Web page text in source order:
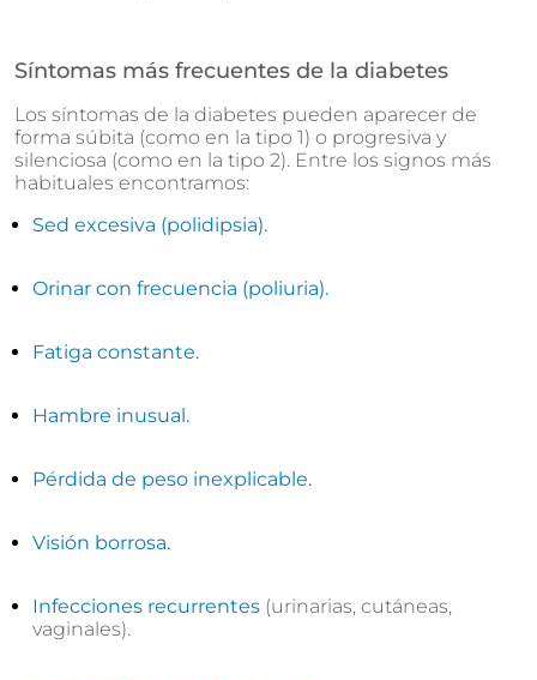
Síntomas más frecuentes de la diabetes
Los síntomas de la diabetes pueden aparecer de
forma súbita (como en la tipo 1) o progresiva y
silenciosa (como en la tipo 2). Entre los signos más
habituales encontramos:
Sed excesiva (polidipsia).
Orinar con frecuencia (poliuria).
Fatiga constante.
Hambre inusual.
Pérdida de peso inexplicable.
Visión borrosa.
Infecciones recurrentes (urinarias, cutáneas,
vaginales).